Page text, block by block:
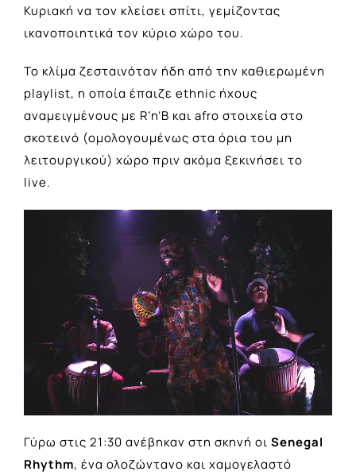
Κυριακή να τον κλείσει σπίτι, γεμίζοντας
ικανοποιητικά τον κύριο χώρο του.
Το κλίμα ζεσταινόταν ήδη από την καθιερωμένη
playlist, η οποία έπαιζε ethnic ήχους
αναμειγμένους με R’n’B και afro στοιχεία στο
σκοτεινό (ομολογουμένως στα όρια του μη
λειτουργικού) χώρο πριν ακόμα ξεκινήσει το
live.
Γύρω στις 21:30 ανέβηκαν στη σκηνή οι Senegal
Rhythm, ένα ολοζώντανο και χαμογελαστό